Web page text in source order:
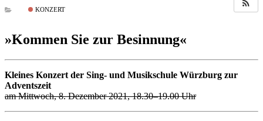
KONZERT
»Kommen Sie zur Besinnung«
Kleines Konzert der Sing- und Musikschule Würzburg zur
Adventszeit
am Mittwoch, 8. Dezember 2021, 18.30–19.00 Uhr